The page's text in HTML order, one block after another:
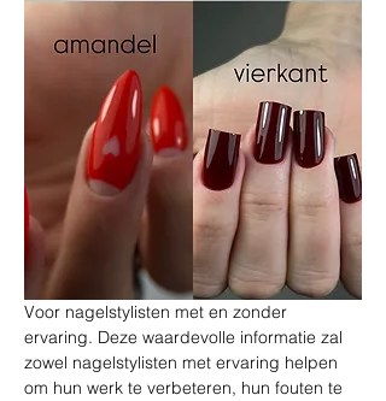
Voor nagelstylisten met en zonder
ervaring. Deze waardevolle informatie zal
zowel nagelstylisten met ervaring helpen
om hun werk te verbeteren, hun fouten te